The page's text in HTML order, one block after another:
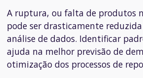
A ruptura, ou falta de produtos
pode ser drasticamente
análise de dados. Identificar
ajuda na melhor previsão de
otimização dos processos de